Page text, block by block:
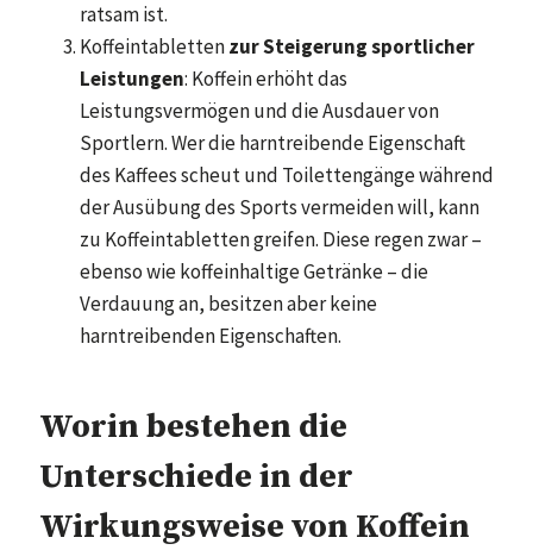
ratsam ist.
Koffeintablettenzur Steigerung sportlicher
Leistungen: Koffein erhöht das
Leistungsvermögen und die Ausdauer von
Sportlern. Wer die harntreibende Eigenschaft
des Kaffees scheut und Toilettengänge während
der Ausübung des Sports vermeiden will, kann
zu Koffeintabletten greifen. Diese regen zwar –
ebenso wie koffeinhaltige Getränke – die
Verdauung an, besitzen aber keine
harntreibenden Eigenschaften.
Worin bestehen die
Unterschiede in der
Wirkungsweise von Koffein